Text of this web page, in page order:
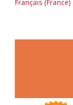
Français (France)